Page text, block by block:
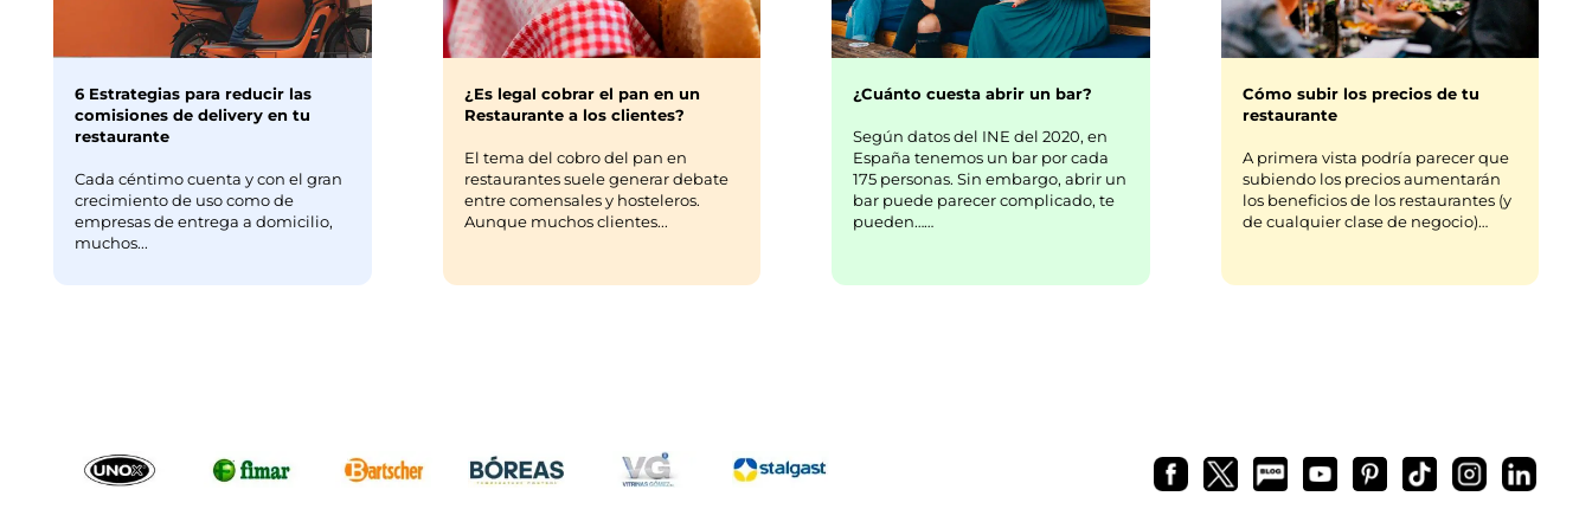
6 Estrategias para reducir las
comisiones de delivery en tu
restaurante
Cada céntimo cuenta y con el gran
crecimiento de uso como de
empresas de entrega a domicilio,
muchos...
¿Es legal cobrar el pan en un
Restaurante a los clientes?
El tema del cobro del pan en
restaurantes suele generar debate
entre comensales y hosteleros.
Aunque muchos clientes...
¿Cuánto cuesta abrir un bar?
Según datos del INE del 2020, en
España tenemos un bar por cada
175 personas. Sin embargo, abrir un
bar puede parecer complicado, te
pueden……
Cómo subir los precios de tu
restaurante
A primera vista podría parecer que
subiendo los precios aumentarán
los beneficios de los restaurantes (y
de cualquier clase de negocio)…